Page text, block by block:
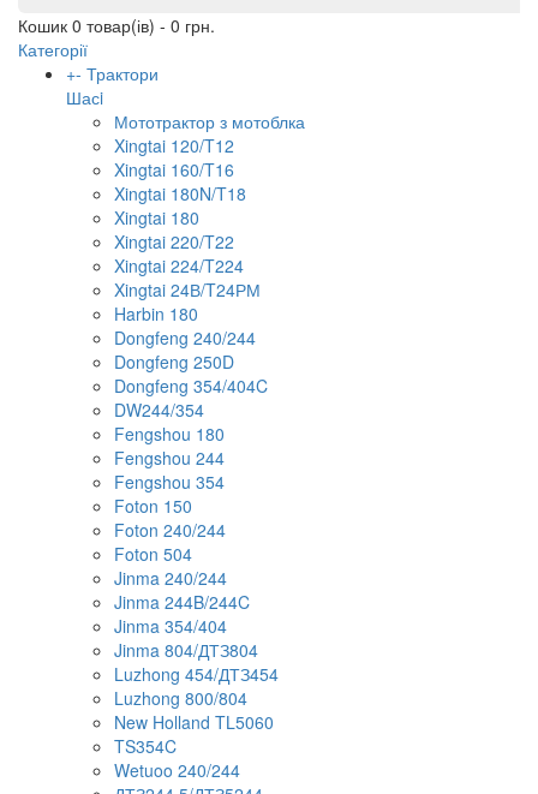
Кошик 0 товар(ів) - 0 грн.
Категорії
+- Трактори
Шасi
Мототрактор з мотоблка
Xingtai 120/T12
Xingtai 160/T16
Xingtai 180N/T18
Xingtai 180
Xingtai 220/T22
Xingtai 224/T224
Xingtai 24В/T24РМ
Harbin 180
Dongfeng 240/244
Dongfeng 250D
Dongfeng 354/404C
DW244/354
Fengshou 180
Fengshou 244
Fengshou 354
Foton 150
Foton 240/244
Foton 504
Jinma 240/244
Jinma 244B/244C
Jinma 354/404
Jinma 804/ДТЗ804
Luzhong 454/ДТЗ454
Luzhong 800/804
New Holland TL5060
TS354C
Wetuoo 240/244